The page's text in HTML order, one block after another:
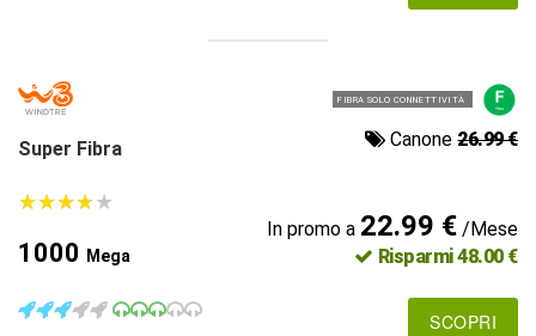
FIBRA SOLO CONNETTIVITÀ
Super Fibra Canone26.99 €
★★★★★
★★★★★
1000 Mega
In promo a 22.99 €/Mese
Risparmi 48.00 €
SCOPRI